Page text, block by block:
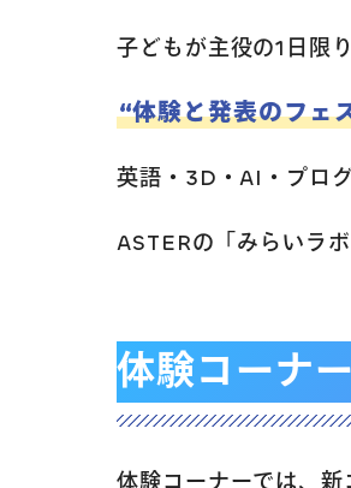
子どもが主役の1日限
“体験と発表のフェ
英語・3D・AI・プロ
ASTERの「みらいラ
体験コーナー
体験コーナーでは、